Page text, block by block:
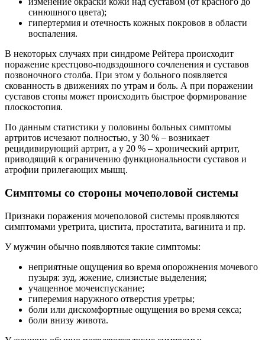
синюшного цвета);
гипертермия и отечность кожных покровов в области
воспаления.
В некоторых случаях при синдроме Рейтера происходит
поражение крестцово-подвздошного сочленения и суставов
позвоночного столба. При этом у больного появляется
скованность в движениях по утрам и боль. А при поражении
суставов стопы может происходить быстрое формирование
плоскостопия.
По данным статистики у половины больных симптомы
артритов исчезают полностью, у 30 % – возникает
рецидивирующий артрит, а у 20 % – хронический артрит,
приводящий к ограничению функциональности суставов и
атрофии прилегающих мышц.
Симптомы со стороны мочеполовой системы
Признаки поражения мочеполовой системы проявляются
симптомами уретрита, цистита, простатита, вагинита и пр.
У мужчин обычно появляются такие симптомы:
неприятные ощущения во время опорожнения мочевого
пузыря: зуд, жжение, слизистые выделения;
учащенное мочеиспускание;
гиперемия наружного отверстия уретры;
боли или дискомфортные ощущения во время секса;
боли внизу живота.